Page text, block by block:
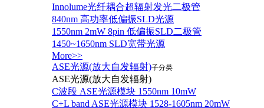
Innolume光纤耦合超辐射发光二极管
840nm 高功率低偏振SLD光源
1550nm 2mW 8pin 低偏振SLD二极管
1450~1650nm SLD宽带光源
More>>
ASE光源(放大自发辐射)子分类
ASE光源(放大自发辐射)
C波段 ASE光源模块 1550nm 10mW
C+L band ASE光源模块 1528-1605nm 20mW